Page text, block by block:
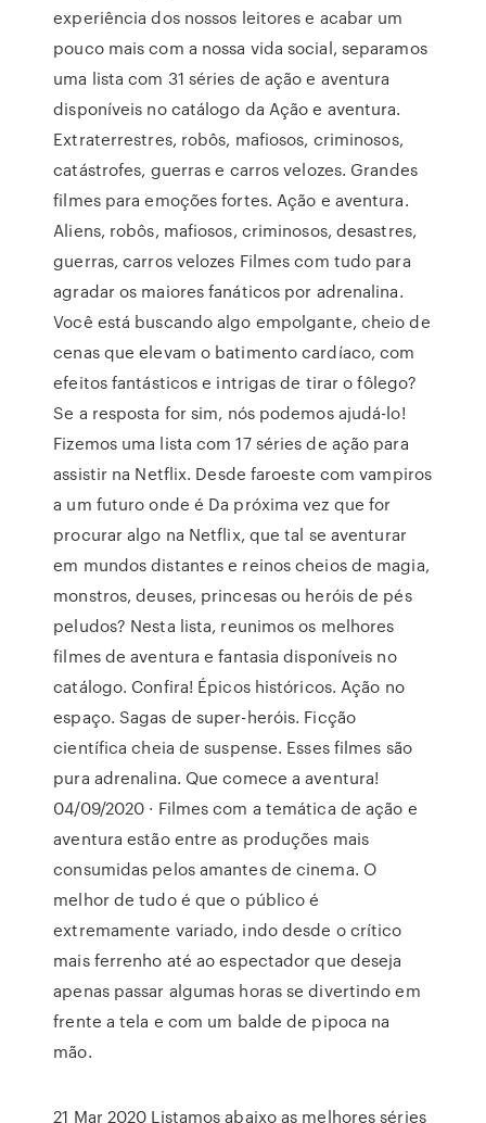
experiência dos nossos leitores e acabar um
pouco mais com a nossa vida social, separamos
uma lista com 31 séries de ação e aventura
disponíveis no catálogo da Ação e aventura.
Extraterrestres, robôs, mafiosos, criminosos,
catástrofes, guerras e carros velozes. Grandes
filmes para emoções fortes. Ação e aventura.
Aliens, robôs, mafiosos, criminosos, desastres,
guerras, carros velozes Filmes com tudo para
agradar os maiores fanáticos por adrenalina.
Você está buscando algo empolgante, cheio de
cenas que elevam o batimento cardíaco, com
efeitos fantásticos e intrigas de tirar o fôlego?
Se a resposta for sim, nós podemos ajudá-lo!
Fizemos uma lista com 17 séries de ação para
assistir na Netflix. Desde faroeste com vampiros
a um futuro onde é Da próxima vez que for
procurar algo na Netflix, que tal se aventurar
em mundos distantes e reinos cheios de magia,
monstros, deuses, princesas ou heróis de pés
peludos? Nesta lista, reunimos os melhores
filmes de aventura e fantasia disponíveis no
catálogo. Confira! Épicos históricos. Ação no
espaço. Sagas de super-heróis. Ficção
científica cheia de suspense. Esses filmes são
pura adrenalina. Que comece a aventura!
04/09/2020 · Filmes com a temática de ação e
aventura estão entre as produções mais
consumidas pelos amantes de cinema. O
melhor de tudo é que o público é
extremamente variado, indo desde o crítico
mais ferrenho até ao espectador que deseja
apenas passar algumas horas se divertindo em
frente a tela e com um balde de pipoca na
mão.
21 Mar 2020 Listamos abaixo as melhores séries